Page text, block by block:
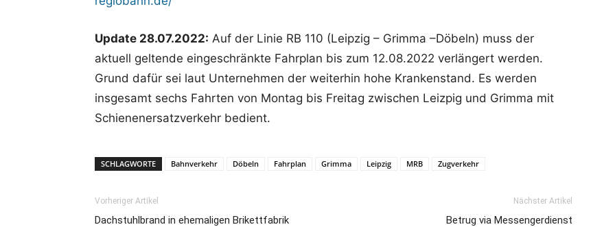
Update 28.07.2022: Auf der Linie RB 110 (Leipzig – Grimma –Döbeln) muss der
aktuell geltende eingeschränkte Fahrplan bis zum 12.08.2022 verlängert werden.
Grund dafür sei laut Unternehmen der weiterhin hohe Krankenstand. Es werden
insgesamt sechs Fahrten von Montag bis Freitag zwischen Leizpig und Grimma mit
Schienenersatzverkehr bedient.
SCHLAGWORTE Bahnverkehr Döbeln Fahrplan Grimma Leipzig MRB Zugverkehr
Vorheriger Artikel
Dachstuhlbrand in ehemaligen Brikettfabrik
Nächster Artikel
Betrug via Messengerdienst